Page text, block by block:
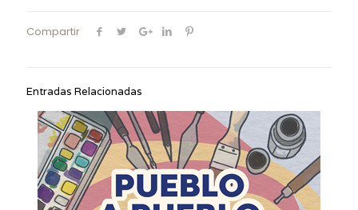
Compartir
Entradas Relacionadas